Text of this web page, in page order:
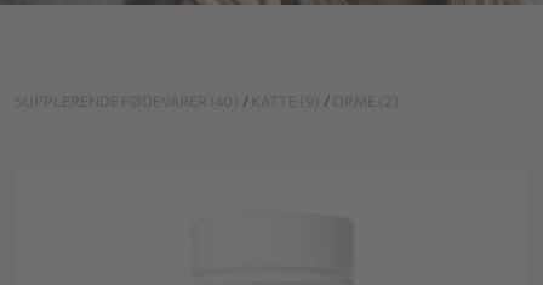
SUPPLERENDE FØDEVARER (40) / KATTE (9) / ORME (2)